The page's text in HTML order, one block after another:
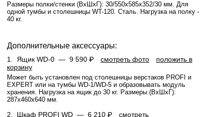
Размеры полки/стенки (ВхШхГ): 30/550x585x352/30 мм. Для
одной тумбы и столешницы WT-120. Сталь. Нагрузка на полку -
40 кг.
Дополнительные аксессуары:
1. Ящик WD-0 — 9 590 ₽ смотреть фото
положить в
корзину
Может быть установлен под столешницы верстаков PROFI и
EXPERT или на тумбы WD-1/WD-5 и образовывать модуль
хранения. Нагрузка на ящик до 30 кг. Размеры (ВхШхГ):
287x460x640 мм.
2. Шкаф PROFI WD — 6 210 ₽ смотреть